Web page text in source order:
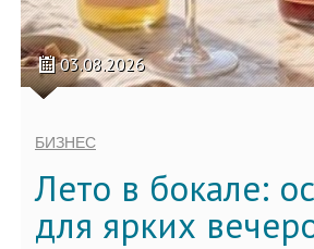
03.08.2026
БИЗНЕС
Лето в бокале:
для ярких